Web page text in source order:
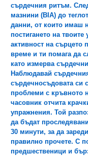
сърдечния ритъм.
мазнини (BIA) до
данни, от които имаш
постигането на
активност на сърцето
време и ти помага да
като измерва
Наблюдавай
сърдечносъдовата си
проблеми с кръвното
часовник отчита
упражнения. Той
да бъдат
30 минути, за да
правилно прочете. С
предшественици и